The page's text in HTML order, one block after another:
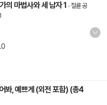
의 마법사와 세 남자 1-절륜 공
봐, 예쁘게 (외전 포함) (총4